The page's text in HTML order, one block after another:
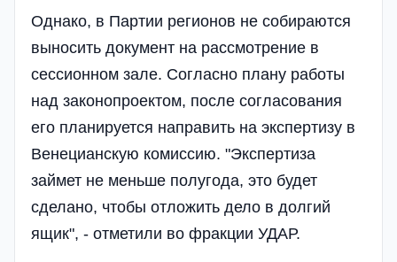
Однако, в Партии регионов не собираются
выносить документ на рассмотрение в
сессионном зале. Согласно плану работы
над законопроектом, после согласования
его планируется направить на экспертизу в
Венецианскую комиссию. "Экспертиза
займет не меньше полугода, это будет
сделано, чтобы отложить дело в долгий
ящик", - отметили во фракции УДАР.